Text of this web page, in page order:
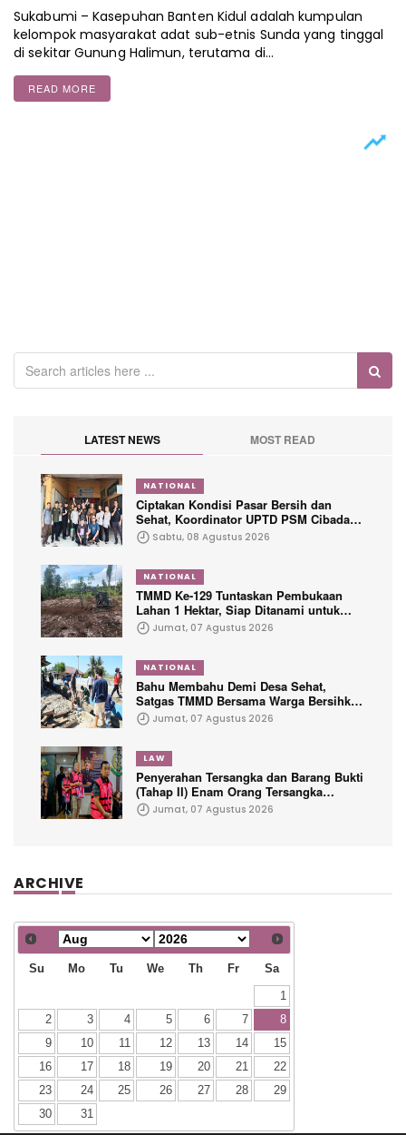
Sukabumi – Kasepuhan Banten Kidul adalah kumpulan
kelompok masyarakat adat sub-etnis Sunda yang tinggal
di sekitar Gunung Halimun, terutama di…
READ MORE
LATEST NEWS MOST READ
NATIONAL
Ciptakan Kondisi Pasar Bersih dan
Sehat, Koordinator UPTD PSM Cibadak
Ajak Warga Jumsih Guna Menciptakan
Kenyamanan Pengunjung
Sabtu, 08 Agustus 2026
NATIONAL
TMMD Ke-129 Tuntaskan Pembukaan
Lahan 1 Hektar, Siap Ditanami untuk
Perkuat Ketahanan Pangan Kampung
Sesor
Jumat, 07 Agustus 2026
NATIONAL
Bahu Membahu Demi Desa Sehat,
Satgas TMMD Bersama Warga Bersihkan
Saluran Air
Jumat, 07 Agustus 2026
LAW
Penyerahan Tersangka dan Barang Bukti
(Tahap II) Enam Orang Tersangka
Perkara Korupsi PETRAL, PES dan ISC
Jumat, 07 Agustus 2026
ARCHIVE
Su Mo Tu We Th Fr Sa
1
2
3 4 5 6 7
8
9
10 11 12 13 14
15
16
17 18 19 20 21
22
23
24 25 26 27 28
29
30
31